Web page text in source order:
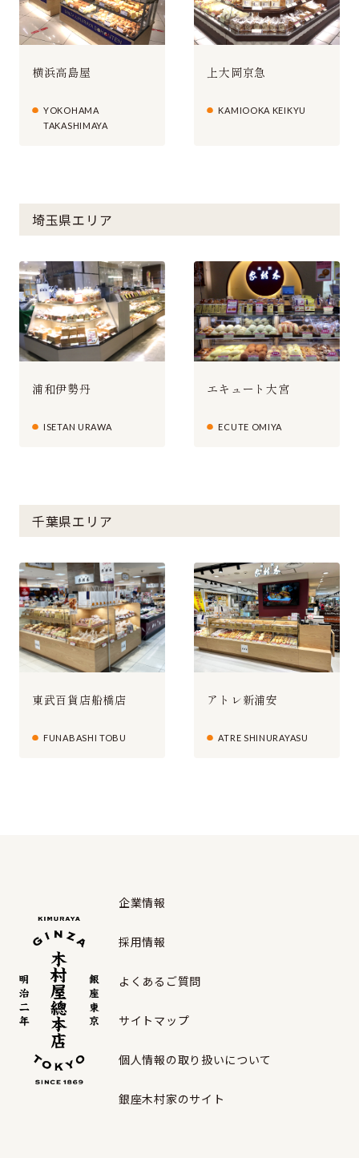
横浜高島屋
YOKOHAMA
TAKASHIMAYA
上大岡京急
KAMIOOKA KEIKYU
埼玉県エリア
浦和伊勢丹
ISETAN URAWA
エキュート大宮
ECUTE OMIYA
千葉県エリア
東武百貨店船橋店
FUNABASHI TOBU
アトレ新浦安
ATRE SHINURAYASU
企業情報
採用情報
よくあるご質問
サイトマップ
個人情報の取り扱いについて
銀座木村家のサイト